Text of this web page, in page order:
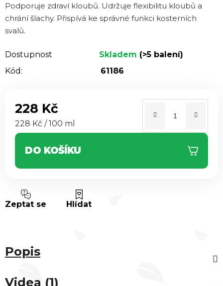
Podporuje zdraví kloubů. Udržuje flexibilitu kloubů a
chrání šlachy. Přispívá ke správné funkci kosterních
svalů.
Dostupnost Skladem (>5 balení)
Kód:
61186
228 Kč
Měrná cena:
228 Kč / 100 ml
DO KOŠÍKU
Zeptat se Hlídat
Popis
Videa (1)